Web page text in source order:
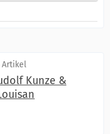
Artikel
Kunze &